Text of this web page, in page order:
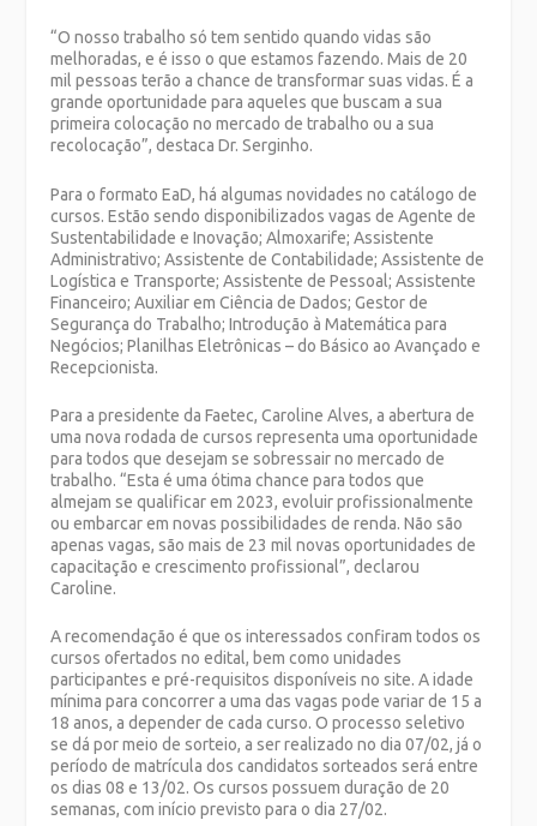
“O nosso trabalho só tem sentido quando vidas são
melhoradas, e é isso o que estamos fazendo. Mais de 20
mil pessoas terão a chance de transformar suas vidas. É a
grande oportunidade para aqueles que buscam a sua
primeira colocação no mercado de trabalho ou a sua
recolocação”, destaca Dr. Serginho.
Para o formato EaD, há algumas novidades no catálogo de
cursos. Estão sendo disponibilizados vagas de Agente de
Sustentabilidade e Inovação; Almoxarife; Assistente
Administrativo; Assistente de Contabilidade; Assistente de
Logística e Transporte; Assistente de Pessoal; Assistente
Financeiro; Auxiliar em Ciência de Dados; Gestor de
Segurança do Trabalho; Introdução à Matemática para
Negócios; Planilhas Eletrônicas – do Básico ao Avançado e
Recepcionista.
Para a presidente da Faetec, Caroline Alves, a abertura de
uma nova rodada de cursos representa uma oportunidade
para todos que desejam se sobressair no mercado de
trabalho. “Esta é uma ótima chance para todos que
almejam se qualificar em 2023, evoluir profissionalmente
ou embarcar em novas possibilidades de renda. Não são
apenas vagas, são mais de 23 mil novas oportunidades de
capacitação e crescimento profissional”, declarou
Caroline.
A recomendação é que os interessados confiram todos os
cursos ofertados no edital, bem como unidades
participantes e pré-requisitos disponíveis no site. A idade
mínima para concorrer a uma das vagas pode variar de 15 a
18 anos, a depender de cada curso. O processo seletivo
se dá por meio de sorteio, a ser realizado no dia 07/02, já o
período de matrícula dos candidatos sorteados será entre
os dias 08 e 13/02. Os cursos possuem duração de 20
semanas, com início previsto para o dia 27/02.